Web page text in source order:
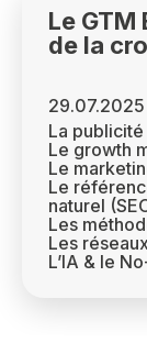
Le GTM
de la
29.07.2025
La
Le growth
Le
Le
naturel
Les
Les
L’IA & le